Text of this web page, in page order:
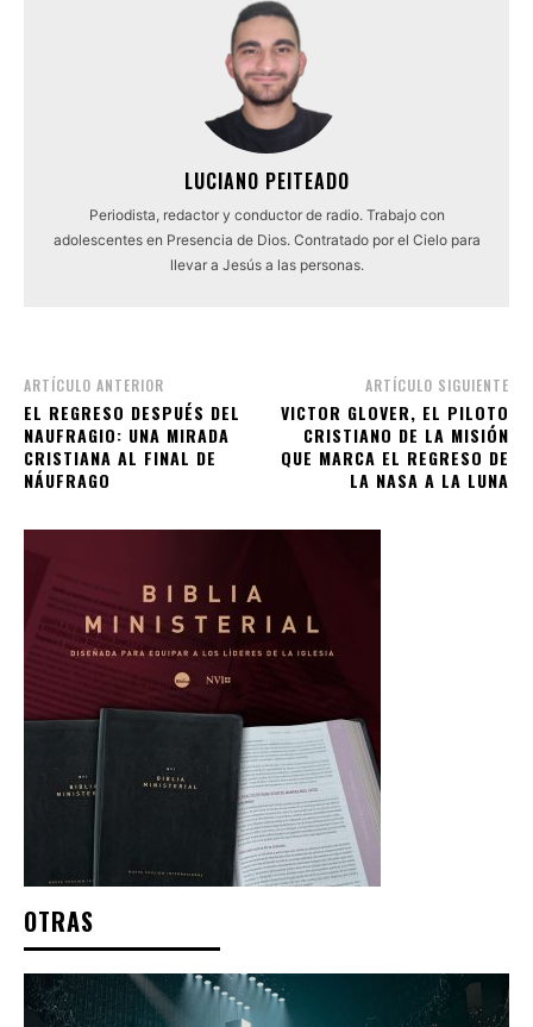
LUCIANO PEITEADO
Periodista, redactor y conductor de radio. Trabajo con
adolescentes en Presencia de Dios. Contratado por el Cielo para
llevar a Jesús a las personas.
ARTÍCULO ANTERIOR
EL REGRESO DESPUÉS DEL
NAUFRAGIO: UNA MIRADA
CRISTIANA AL FINAL DE
NÁUFRAGO
ARTÍCULO SIGUIENTE
VICTOR GLOVER, EL PILOTO
CRISTIANO DE LA MISIÓN
QUE MARCA EL REGRESO DE
LA NASA A LA LUNA
OTRAS